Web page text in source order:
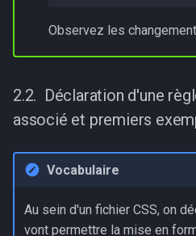
Observez les
Déclaration d'une
associé et premiers
Vocabulaire
Au sein d'un fichier CSS, on
vont permettre la mise en